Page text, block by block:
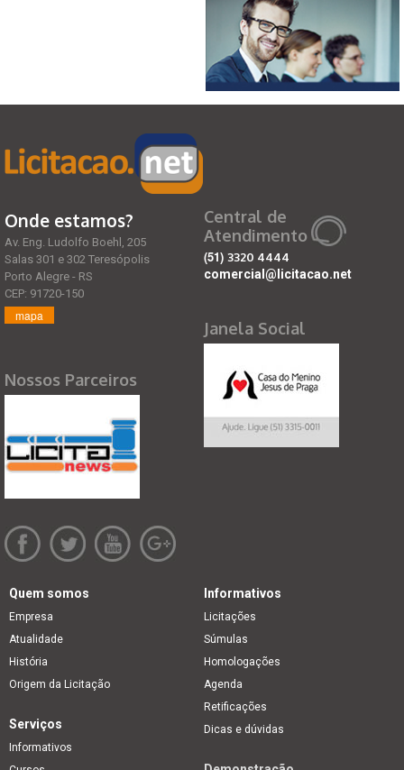
Onde estamos?
Av. Eng. Ludolfo Boehl, 205
Salas 301 e 302 Teresópolis
Porto Alegre - RS
CEP: 91720-150
mapa
Nossos Parceiros
Central de
Atendimento
(51) 3320 4444
comercial@licitacao.net
Janela Social
Quem somos
Empresa
Atualidade
História
Origem da Licitação
Informativos
Licitações
Súmulas
Homologações
Agenda
Retificações
Dicas e dúvidas
Serviços
Informativos